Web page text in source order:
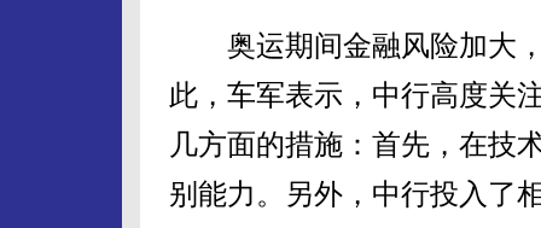
奥运期间金融风险加大，
此，车军表示，中行高度关
几方面的措施：首先，在技
别能力。另外，中行投入了